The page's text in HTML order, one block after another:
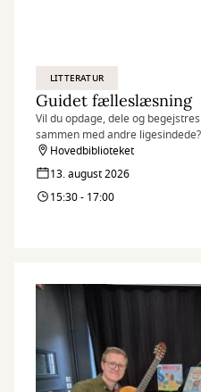
LITTERATUR
Guidet fælleslæsning
Vil du opdage, dele og
sammen med andre
Hovedbibliotek Guidet
Hovedbiblioteket
13. august 2026
15:30 - 17:00